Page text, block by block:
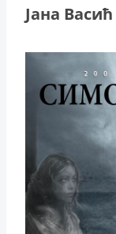
Јана Васић